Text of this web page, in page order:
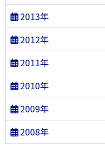
2013年
2012年
2011年
2010年
2009年
2008年